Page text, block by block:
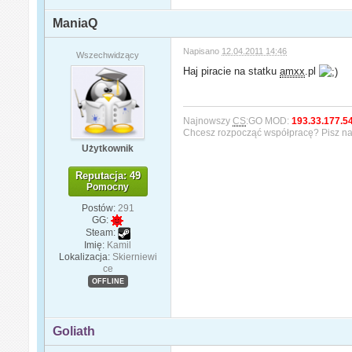
ManiaQ
Wszechwidzący
Użytkownik
Reputacja: 49
Pomocny
Postów: 291
GG:
Steam:
Imię: Kamil
Lokalizacja: Skierniewi
ce
OFFLINE
Napisano 12.04.2011 14:46
Haj piracie na statkuamxx.pl
NajnowszyCS:GO MOD:
Chcesz rozpocząć współpracę? Pisz na
Goliath